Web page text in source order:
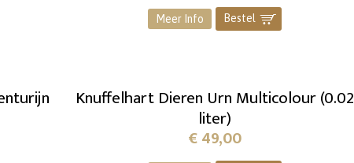
Meer Info Bestel ]
Knuffelhart Dieren Urn Multicolour (0.02
liter)
€49,00